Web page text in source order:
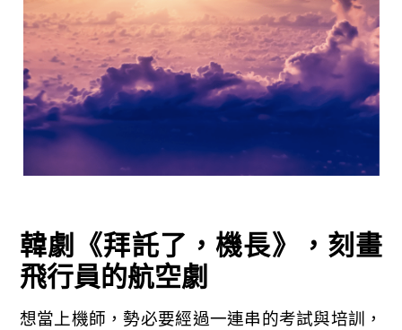
韓劇《拜託了，機長》，刻畫
飛行員的航空劇
想當上機師，勢必要經過一連串的考試與培訓，